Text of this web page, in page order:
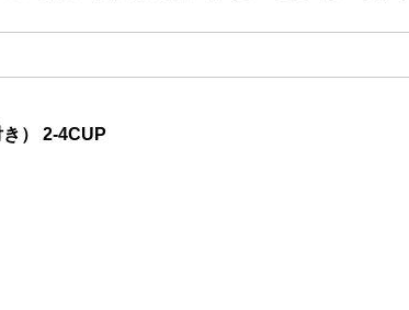
） 2-4CUP